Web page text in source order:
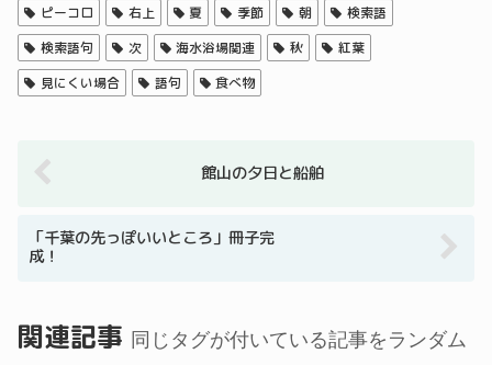
ピーコロ
右上 夏 季節 朝
検索語
検索語句
次 海水浴場関連 秋
紅葉
見にくい場合
語句 食べ物
館山の夕日と船舶
「千葉の先っぽいいところ」冊子完
成！
関連記事 同じタグが付いている記事をランダム